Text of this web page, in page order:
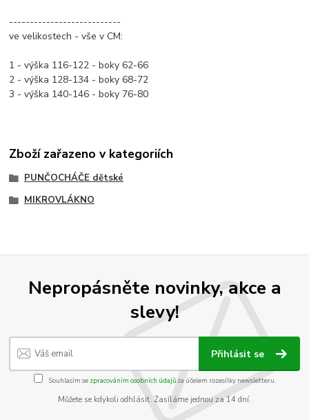
---------------------------
ve velikostech - vše v CM:
1 - výška 116-122 - boky 62-66
2 - výška 128-134 - boky 68-72
3 - výška 140-146 - boky 76-80
Zboží zařazeno v kategoriích
PUNČOCHÁČE dětské
MIKROVLÁKNO
Nepropásněte novinky, akce a
slevy!
Přihlásit se
Souhlasím se zpracováním osobních údajůza účelem rozesílky newsletteru.
Můžete se kdykoli odhlásit. Zasíláme jednou za 14 dní.